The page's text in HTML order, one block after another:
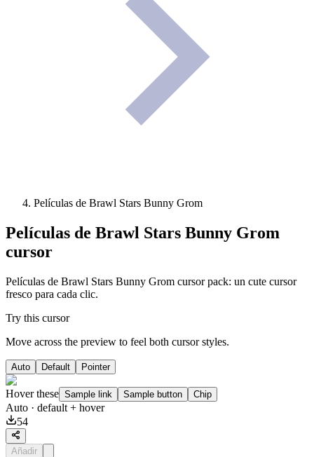
Películas de Brawl Stars Bunny Grom
Películas de Brawl Stars Bunny Grom
cursor
Películas de Brawl Stars Bunny Grom cursor pack: un cute cursor
fresco para cada clic.
Try this cursor
Move across the preview to feel both cursor styles.
Auto Default Pointer
Hover these Sample link Sample button Chip
Auto · default + hover
54
Añadir